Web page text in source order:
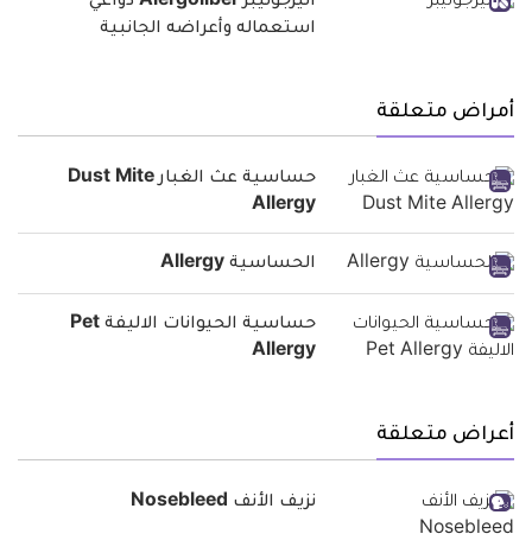
استعماله وأعراضه الجانبية
أمراض متعلقة
حساسية عث الغبار Dust Mite
Allergy
الحساسية Allergy
حساسية الحيوانات الاليفة Pet
Allergy
أعراض متعلقة
نزيف الأنف Nosebleed